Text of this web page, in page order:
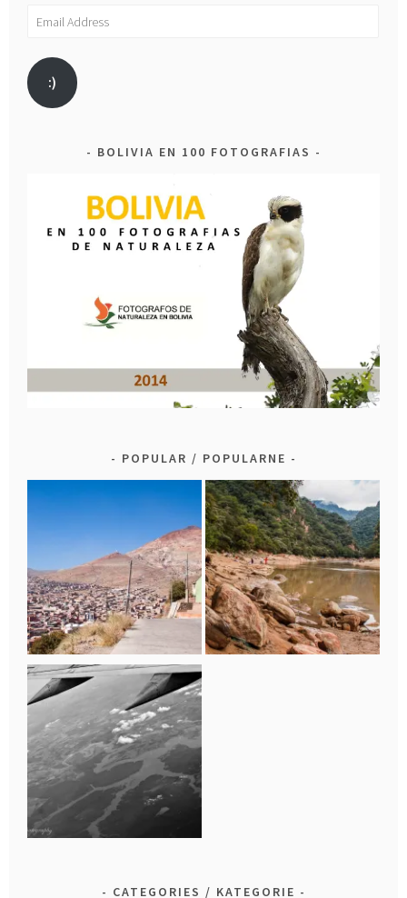
Email
:)
BOLIVIA EN 100 FOTOGRAFIAS
POPULAR / POPULARNE
CATEGORIES / KATEGORIE